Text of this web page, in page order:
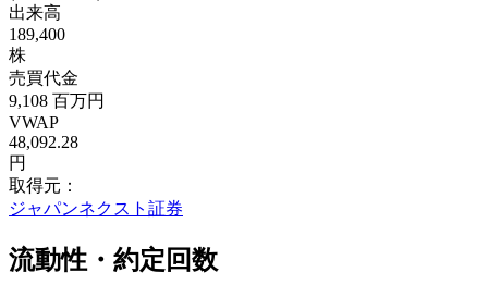
出来高
189,400
株
売買代金
9,108 百万円
VWAP
48,092.28
円
取得元：
ジャパンネクスト証券
流動性・約定回数